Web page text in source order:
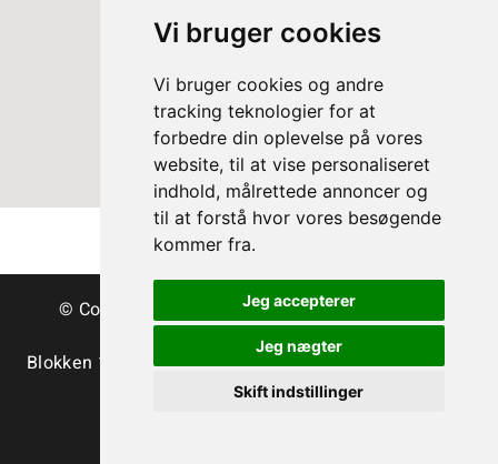
Vi bruger cookies
Vi bruger cookies og andre
tracking teknologier for at
forbedre din oplevelse på vores
website, til at vise personaliseret
indhold, målrettede annoncer og
til at forstå hvor vores besøgende
kommer fra.
Jeg accepterer
Jeg nægter
Skift indstillinger
© Copyright Dänische Christbäume - Bäume &
Schnittgrün
Blokken 15 | DK-3460 Birkerød | Tlf.:+45 45 35 24 12
info@christmastree.dk